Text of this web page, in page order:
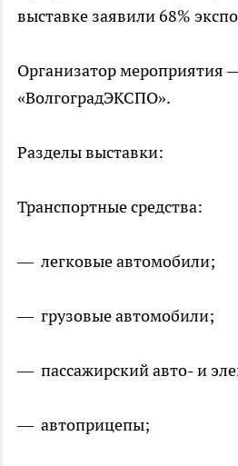
выставке заявили 68%
Организатор мероприятия
«ВолгоградЭКСПО».
Разделы выставки:
Транспортные средства:
— легковые автомобили;
— грузовые автомобили;
— пассажирский авто- и
— автоприцепы;